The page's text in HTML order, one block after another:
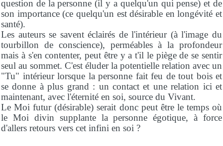
question de la personne (il y a quelqu'un qui pense) et de
son importance (ce quelqu'un est désirable en longévité et
santé).
Les auteurs se savent éclairés de l'intérieur (à l'image du
tourbillon de conscience), perméables à la profondeur
mais à s'en contenter, peut être y a t'il le piège de se sentir
seul au sommet. C'est éluder la potentielle relation avec un
"Tu" intérieur lorsque la personne fait feu de tout bois et
se donne à plus grand : un contact et une relation ici et
maintenant, avec l'éternité en soi, source du Vivant.
Le Moi futur (désirable) serait donc peut être le temps où
le Moi divin supplante la personne égotique, à force
d'allers retours vers cet infini en soi ?